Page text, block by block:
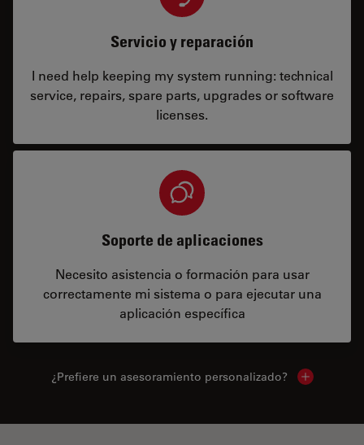
Servicio y reparación
I need help keeping my system running: technical
service, repairs, spare parts, upgrades or software
licenses.
Soporte de aplicaciones
Necesito asistencia o formación para usar
correctamente mi sistema o para ejecutar una
aplicación específica
¿Prefiere un asesoramiento personalizado? Show local